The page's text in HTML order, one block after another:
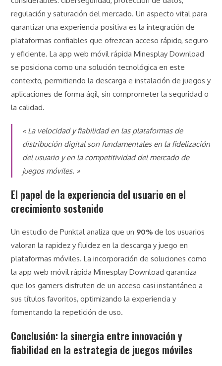
regulación y saturación del mercado. Un aspecto vital para
garantizar una experiencia positiva es la integración de
plataformas confiables que ofrezcan acceso rápido, seguro
y eficiente. La app web móvil rápida Minesplay Download
se posiciona como una solución tecnológica en este
contexto, permitiendo la descarga e instalación de juegos y
aplicaciones de forma ágil, sin comprometer la seguridad o
la calidad.
« La velocidad y fiabilidad en las plataformas de
distribución digital son fundamentales en la fidelización
del usuario y en la competitividad del mercado de
juegos móviles. »
El papel de la experiencia del usuario en el
crecimiento sostenido
Un estudio de Punktal analiza que un 90% de los usuarios
valoran la rapidez y fluidez en la descarga y juego en
plataformas móviles. La incorporación de soluciones como
la app web móvil rápida Minesplay Download garantiza
que los gamers disfruten de un acceso casi instantáneo a
sus títulos favoritos, optimizando la experiencia y
fomentando la repetición de uso.
Conclusión: la sinergia entre innovación y
fiabilidad en la estrategia de juegos móviles